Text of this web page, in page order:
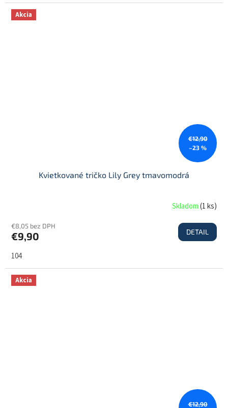
Akcia
€12,90
–23 %
Kvietkované tričko Lily Grey tmavomodrá
Skladom(1 ks)
€8,05 bez DPH
€9,90 DETAIL
104
Akcia
€12,90